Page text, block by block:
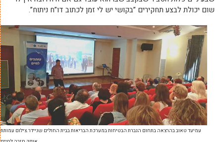
שום יכולת לבצע תחקירים ”בקושי יש לי זמן לכתוב דו”ח ניתוח”.
עמיעד טאוב בהרצאה בתחום הגברת הבטיחות במערכת הבריאות בבית החולים שניידר.צילום עמותת